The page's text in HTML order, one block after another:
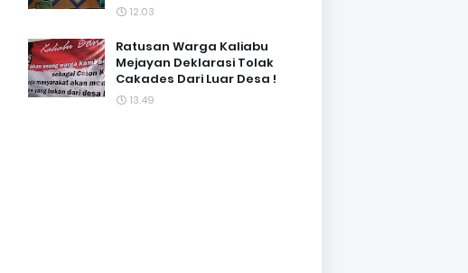
12.03
Ratusan Warga Kaliabu
Mejayan Deklarasi Tolak
Cakades Dari Luar Desa !
13.49